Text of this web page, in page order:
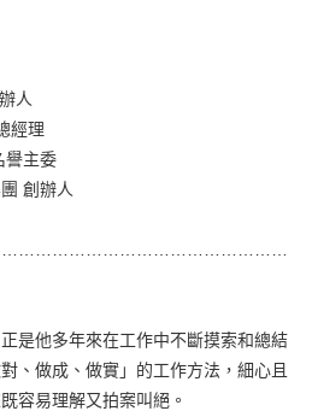
上)免運費
人
經理
譽主委
創辦人
是他多年來在工作中不斷摸索和總結
、做成、做實」的工作方法，細心且
容易理解又拍案叫絕。